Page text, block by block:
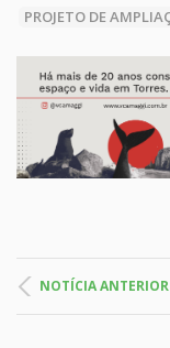
PROJETO DE
NOTÍCIA ANTERIOR